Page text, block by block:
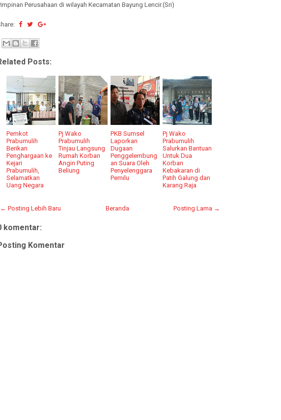
Perusahaan di wilayah Kecamatan Bayung Lencir.(Sri)
Posts:
Pemkot
Prabumulih
Berikan
Penghargaan ke
Kejari
Prabumulih,
Selamatkan
Uang Negara
Pj Wako
Prabumulih
Tinjau Langsung
Rumah Korban
Angin Puting
Beliung
PKB Sumsel
Laporkan
Dugaan
Penggelembung
an Suara Oleh
Penyelenggara
Pemilu
Pj Wako
Prabumulih
Salurkan Bantuan
Untuk Dua
Korban
Kebakaran di
Patih Galung dan
Karang Raja
← Posting Lebih Baru Posting Lama →
Beranda
komentar:
Komentar